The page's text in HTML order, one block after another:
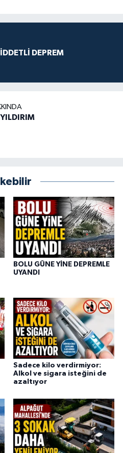
DEPREM
YILDIRIM
BOLU GÜNE YİNE DEPREMLE
UYANDI
Sadece kilo verdirmiyor:
Alkol ve sigara isteğini de
azaltıyor